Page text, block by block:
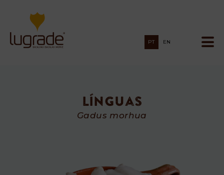
PT EN
Línguas
Gadus morhua